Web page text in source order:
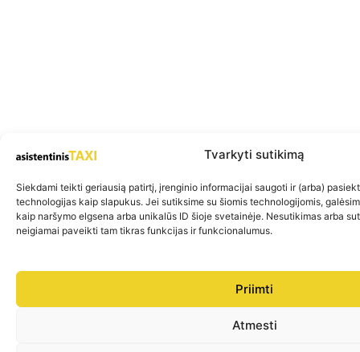
Tvarkyti sutikimą
Siekdami teikti geriausią patirtį, įrenginio informacijai saugoti ir (arba)
technologijas kaip slapukus. Jei sutiksime su šiomis technologijomis,
kaip naršymo elgsena arba unikalūs ID šioje svetainėje. Nesutikimas arba
neigiamai paveikti tam tikras funkcijas ir funkcionalumus.
Priimti
Atmesti